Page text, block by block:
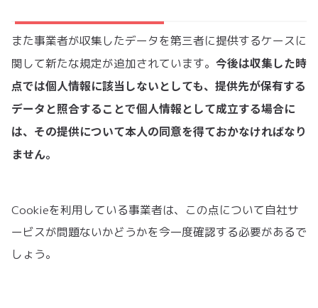
また事業者が収集したデータを第三者に提供するケースに
関して新たな規定が追加されています。 今後は収集した時
点では個人情報に該当しないとしても、提供先が保有する
データと照合することで個人情報として成立する場合に
は、その提供について本人の同意を得ておかなければなり
ません。
Cookieを利用している事業者は、この点について自社サ
ービスが問題ないかどうかを今一度確認する必要があるで
しょう。